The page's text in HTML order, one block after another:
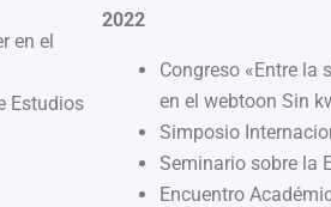
en el
Estudios
2022
Congreso «Entre
en el webtoon Sin
Simposio
Seminario sobre la
Encuentro